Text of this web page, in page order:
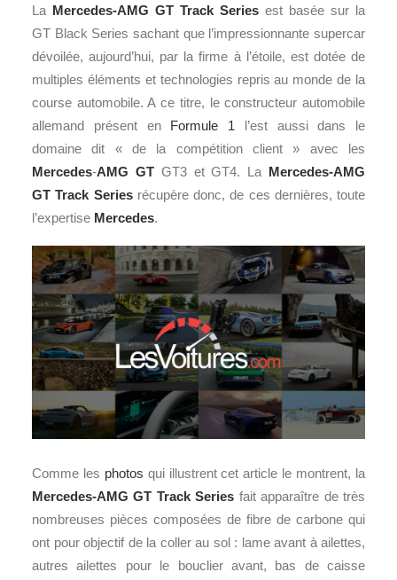
La Mercedes-AMG GT Track Series est basée sur la
GT Black Series sachant que l’impressionnante supercar
dévoilée, aujourd’hui, par la firme à l’étoile, est dotée de
multiples éléments et technologies repris au monde de la
course automobile. A ce titre, le constructeur automobile
allemand présent en Formule 1 l’est aussi dans le
domaine dit « de la compétition client » avec les
Mercedes-AMG GTGT3 et GT4. La Mercedes-AMG
GT Track Seriesrécupère donc, de ces dernières, toute
l’expertise Mercedes.
Comme les photos qui illustrent cet article le montrent, la
Mercedes-AMG GT Track Series fait apparaître de très
nombreuses pièces composées de fibre de carbone qui
ont pour objectif de la coller au sol : lame avant à ailettes,
autres ailettes pour le bouclier avant, bas de caisse